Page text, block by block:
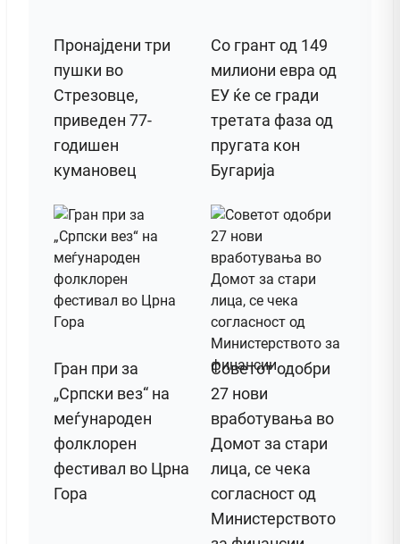
Пронајдени три
пушки во
Стрезовце,
приведен 77-
годишен
кумановец
Со грант од 149
милиони евра од
ЕУ ќе се гради
третата фаза од
пругата кон
Бугарија
Гран при за
„Српски вез“ на
меѓународен
фолклорен
фестивал во Црна
Гора
Советот одобри
27 нови
вработувања во
Домот за стари
лица, се чека
согласност од
Министерството